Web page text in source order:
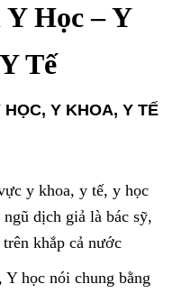
Y Học – Y
Tế
Y KHOA, Y TẾ
y khoa, y tế, y học
dịch giả là bác sỹ,
khắp cả nước
học nói chung bằng